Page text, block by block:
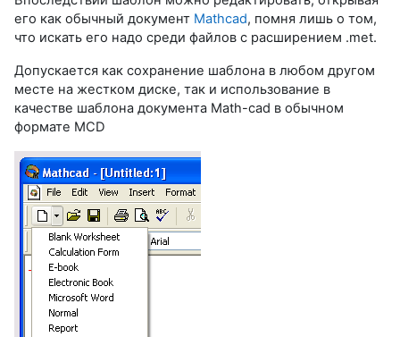
его как обычный документ Mathcad, помня лишь о том,
что искать его надо среди файлов с расширением .met.
Допускается как сохранение шаблона в любом другом
месте на жестком диске, так и использование в
качестве шаблона документа Math-cad в обычном
формате MCD